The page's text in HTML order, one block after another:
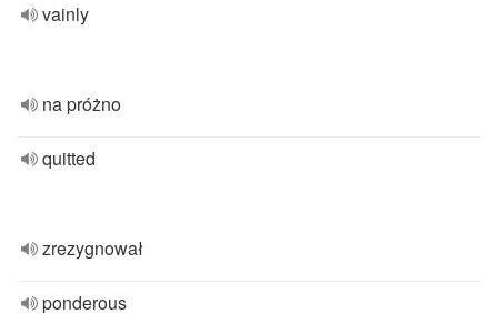
vainly
na próżno
quitted
zrezygnował
ponderous